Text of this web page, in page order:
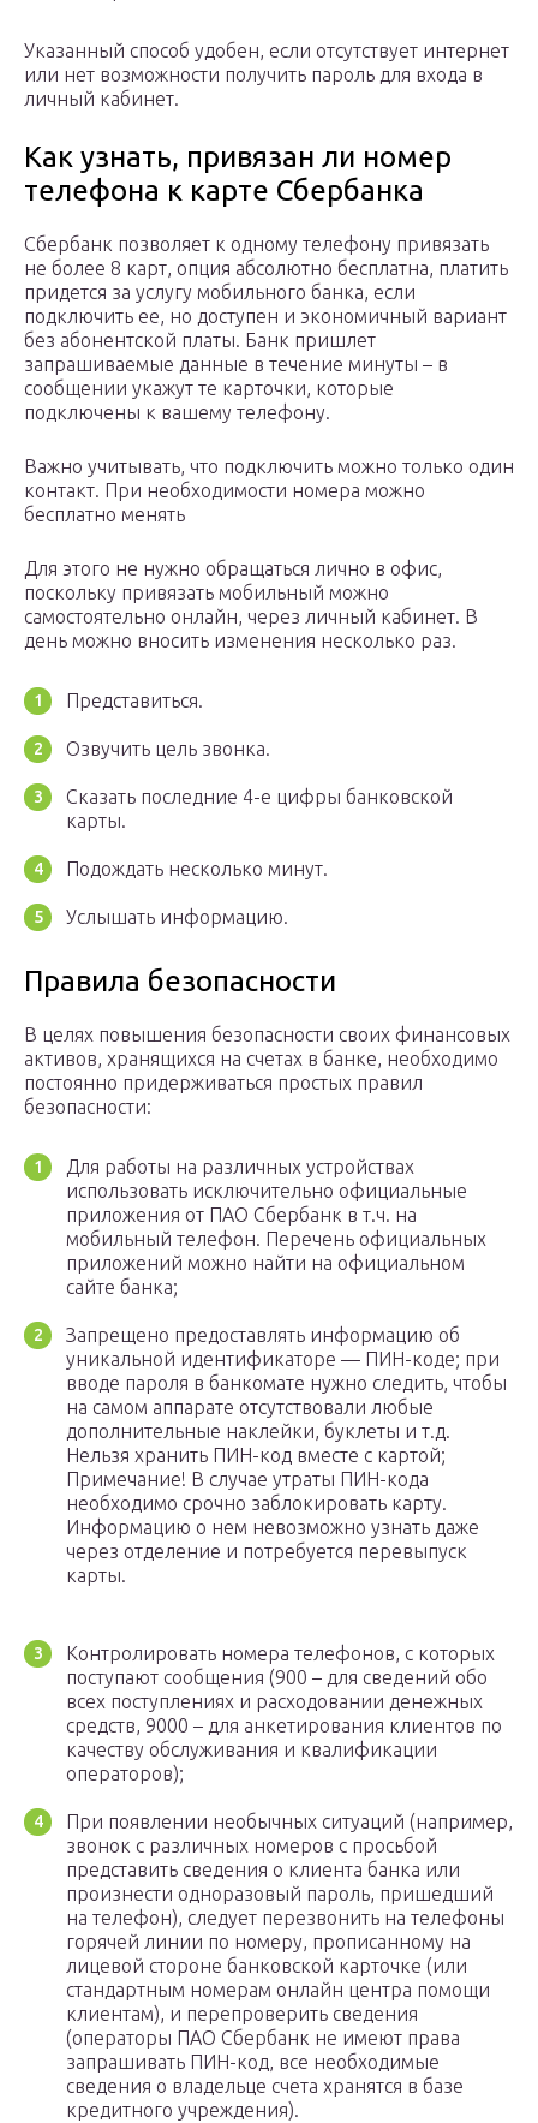
Указанный способ удобен, если отсутствует интернет
или нет возможности получить пароль для входа в
личный кабинет.
Как узнать, привязан ли номер
телефона к карте Сбербанка
Сбербанк позволяет к одному телефону привязать
не более 8 карт, опция абсолютно бесплатна, платить
придется за услугу мобильного банка, если
подключить ее, но доступен и экономичный вариант
без абонентской платы. Банк пришлет
запрашиваемые данные в течение минуты – в
сообщении укажут те карточки, которые
подключены к вашему телефону.
Важно учитывать, что подключить можно только один
контакт. При необходимости номера можно
бесплатно менять
Для этого не нужно обращаться лично в офис,
поскольку привязать мобильный можно
самостоятельно онлайн, через личный кабинет. В
день можно вносить изменения несколько раз.
Представиться.
Озвучить цель звонка.
Сказать последние 4-е цифры банковской
карты.
Подождать несколько минут.
Услышать информацию.
Правила безопасности
В целях повышения безопасности своих финансовых
активов, хранящихся на счетах в банке, необходимо
постоянно придерживаться простых правил
безопасности:
Для работы на различных устройствах
использовать исключительно официальные
приложения от ПАО Сбербанк в т.ч. на
мобильный телефон. Перечень официальных
приложений можно найти на официальном
сайте банка;
Запрещено предоставлять информацию об
уникальной идентификаторе — ПИН-коде; при
вводе пароля в банкомате нужно следить, чтобы
на самом аппарате отсутствовали любые
дополнительные наклейки, буклеты и т.д.
Нельзя хранить ПИН-код вместе с картой;
Примечание! В случае утраты ПИН-кода
необходимо срочно заблокировать карту.
Информацию о нем невозможно узнать даже
через отделение и потребуется перевыпуск
карты.
Контролировать номера телефонов, с которых
поступают сообщения (900 – для сведений обо
всех поступлениях и расходовании денежных
средств, 9000 – для анкетирования клиентов по
качеству обслуживания и квалификации
операторов);
При появлении необычных ситуаций (например,
звонок с различных номеров с просьбой
представить сведения о клиента банка или
произнести одноразовый пароль, пришедший
на телефон), следует перезвонить на телефоны
горячей линии по номеру, прописанному на
лицевой стороне банковской карточке (или
стандартным номерам онлайн центра помощи
клиентам), и перепроверить сведения
(операторы ПАО Сбербанк не имеют права
запрашивать ПИН-код, все необходимые
сведения о владельце счета хранятся в базе
кредитного учреждения).